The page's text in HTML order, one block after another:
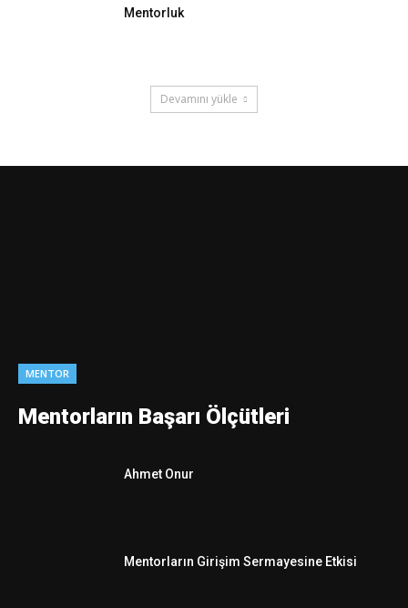
Mentorluk
Devamını yükle
MENTOR
Mentorların Başarı Ölçütleri
Ahmet Onur
Mentorların Girişim Sermayesine Etkisi